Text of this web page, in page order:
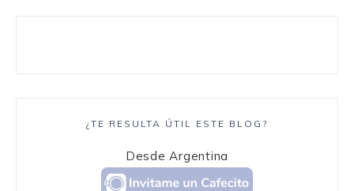
¿TE RESULTA ÚTIL ESTE BLOG?
Desde Argentina